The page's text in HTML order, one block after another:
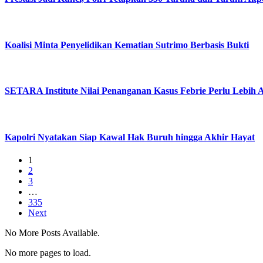
Koalisi Minta Penyelidikan Kematian Sutrimo Berbasis Bukti
SETARA Institute Nilai Penanganan Kasus Febrie Perlu Lebih
Kapolri Nyatakan Siap Kawal Hak Buruh hingga Akhir Hayat
1
2
3
…
335
Next
No More Posts Available.
No more pages to load.